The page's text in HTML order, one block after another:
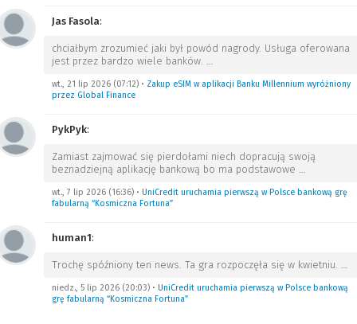
Jas Fasola:
chciałbym zrozumieć jaki był powód nagrody. Usługa oferowana
jest przez bardzo wiele banków. …
wt., 21 lip 2026 (07:12) • Zakup eSIM w aplikacji Banku Millennium wyróżniony
przez Global Finance
PykPyk:
Zamiast zajmować się pierdołami niech dopracują swoją
beznadziejną aplikację bankową bo ma podstawowe …
wt., 7 lip 2026 (16:36) • UniCredit uruchamia pierwszą w Polsce bankową grę
fabularną “Kosmiczna Fortuna”
human1:
Trochę spóźniony ten news. Ta gra rozpoczęła się w kwietniu. …
niedz., 5 lip 2026 (20:03) • UniCredit uruchamia pierwszą w Polsce bankową
grę fabularną “Kosmiczna Fortuna”